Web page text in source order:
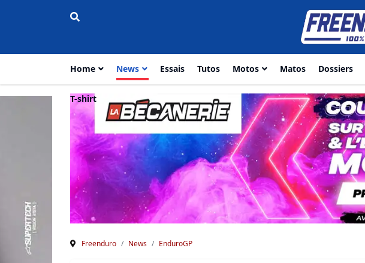
Home News Essais Tutos Motos Matos Dossiers
T-shirt
Freenduro News EnduroGP